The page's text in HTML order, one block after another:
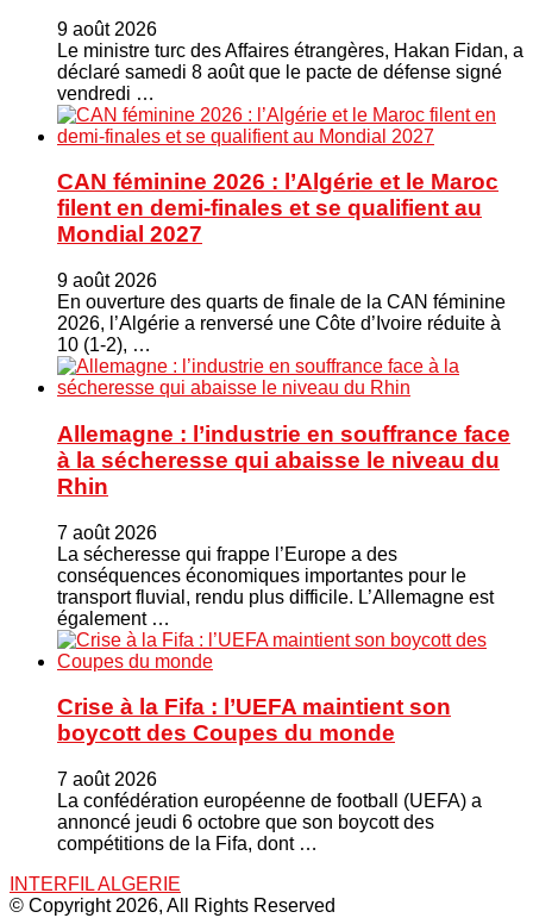
9 août 2026
Le ministre turc ⁠des Affaires étrangères, Hakan ​Fidan, a
déclaré samedi 8 août que le pacte de défense signé
vendredi …
CAN féminine 2026 : l’Algérie et le Maroc
filent en demi-finales et se qualifient au
Mondial 2027
9 août 2026
En ouverture des quarts de finale de la CAN féminine
2026, l’Algérie a renversé une Côte d’Ivoire réduite à
10 (1-2), …
Allemagne : l’industrie en souffrance face
à la sécheresse qui abaisse le niveau du
Rhin
7 août 2026
La sécheresse qui frappe l’Europe a des
conséquences économiques importantes pour le
transport fluvial, rendu plus difficile. L’Allemagne est
également …
Crise à la Fifa : l’UEFA maintient son
boycott des Coupes du monde
7 août 2026
La confédération européenne de football (UEFA) a
annoncé jeudi 6 octobre que son boycott des
compétitions de la Fifa, dont …
INTERFIL ALGERIE
© Copyright 2026, All Rights Reserved